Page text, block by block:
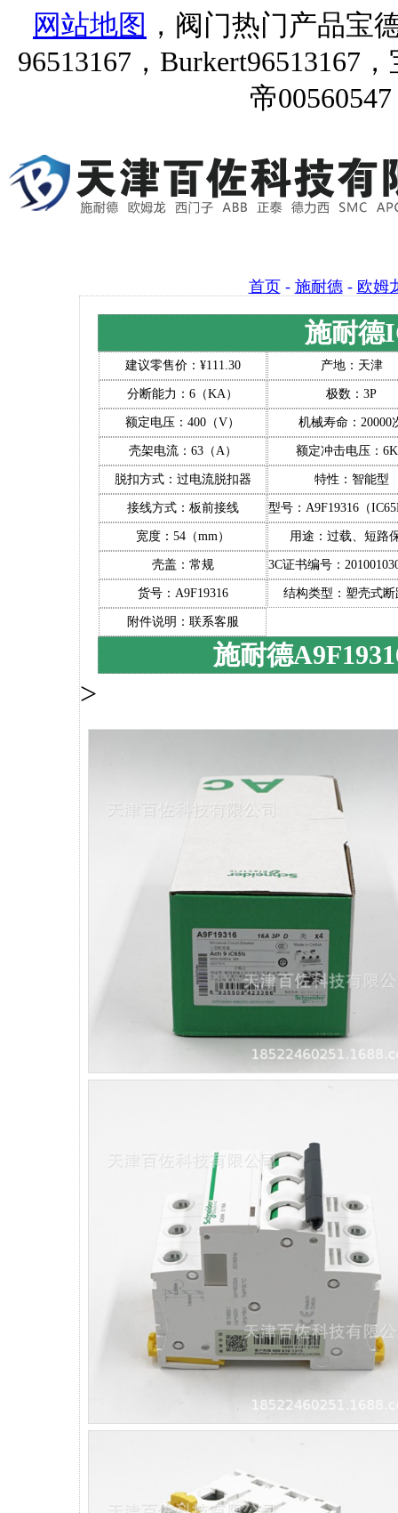
网站地图 ，阀门热门产品宝
96513167，Burkert96513167
帝
首页- 施耐德- 欧姆
施耐德
建议零售价：¥111.30 产地：天津
分断能力：6（KA） 极数：3P
额定电压：400（V） 机械寿命：20000
壳架电流：63（A） 额定冲击电压：
脱扣方式：过电流脱扣器 特性：智能型
接线方式：板前接线 型号：A9F19316（
宽度：54（mm） 用途：过载、短路
壳盖：常规 3C证书编号：
货号：A9F19316 结构类型：塑壳式断
附件说明：联系客服
施耐德
>